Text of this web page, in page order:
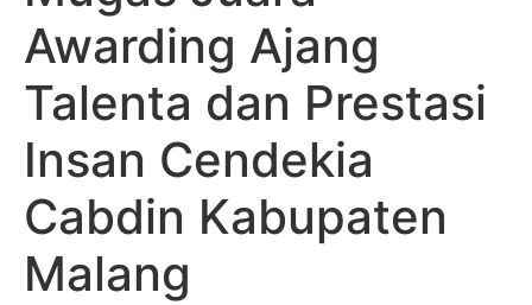
Awarding Ajang
Talenta dan Prestasi
Insan Cendekia
Cabdin Kabupaten
Malang